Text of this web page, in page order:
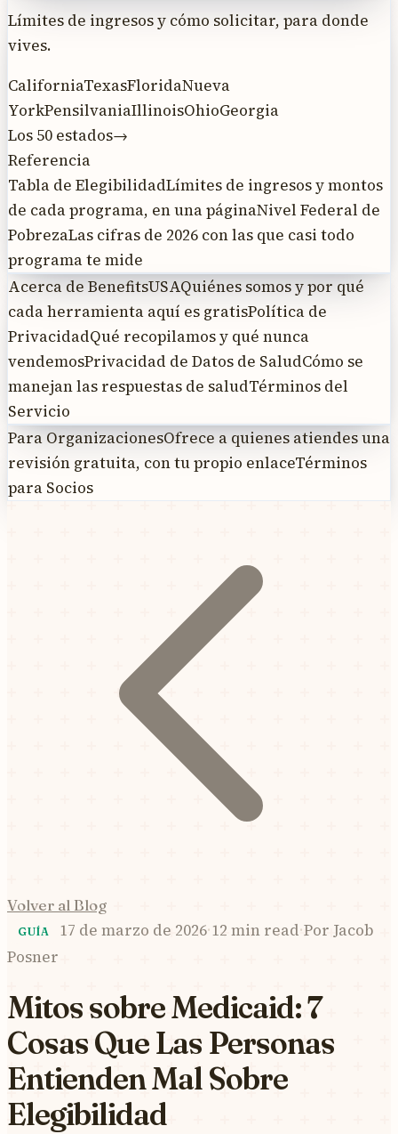
Límites de ingresos y cómo solicitar, para donde
vives.
CaliforniaTexasFloridaNueva
YorkPensilvaniaIllinoisOhioGeorgia
Los 50 estados→
Referencia
Tabla de ElegibilidadLímites de ingresos y montos
de cada programa, en una páginaNivel Federal de
PobrezaLas cifras de 2026 con las que casi todo
programa te mide
Acerca de BenefitsUSAQuiénes somos y por qué
cada herramienta aquí es gratisPolítica de
PrivacidadQué recopilamos y qué nunca
vendemosPrivacidad de Datos de SaludCómo se
manejan las respuestas de saludTérminos del
Servicio
Para OrganizacionesOfrece a quienes atiendes una
revisión gratuita, con tu propio enlaceTérminos
para Socios
Volver al Blog
GUÍA 17 de marzo de 2026·12 min read·Por Jacob
Posner
Mitos sobre Medicaid: 7
Cosas Que Las Personas
Entienden Mal Sobre
Elegibilidad